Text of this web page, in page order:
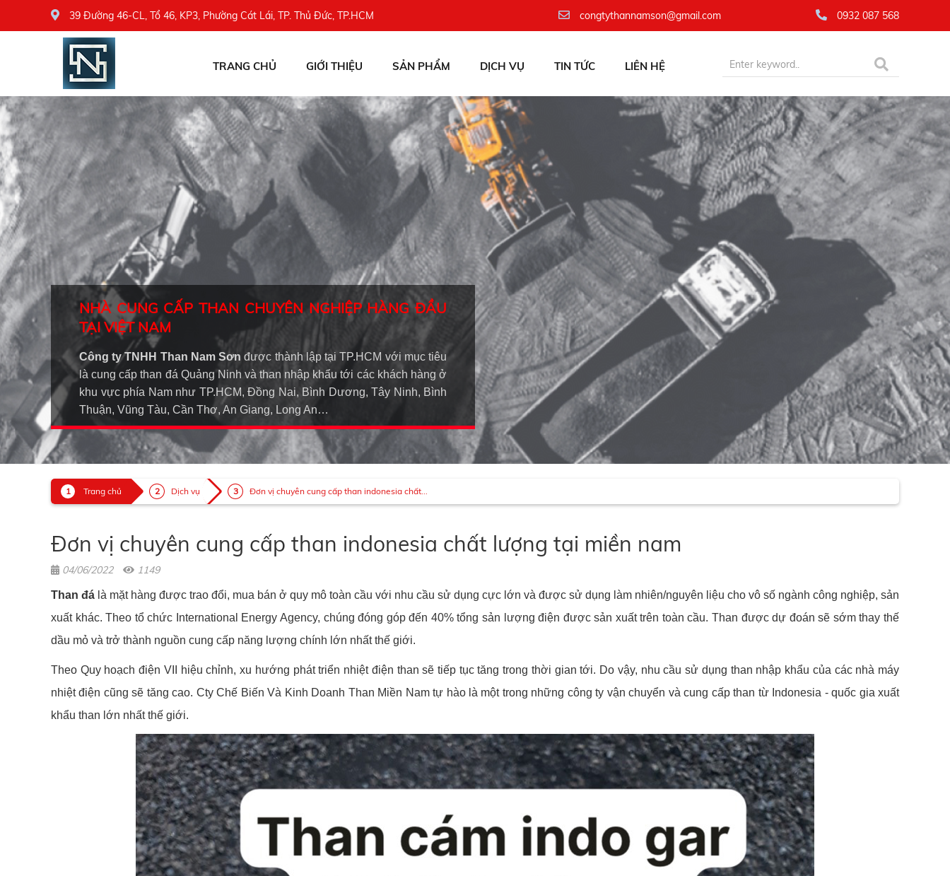
39 Đường 46-CL, Tổ 46, KP3, Phường Cát Lái, TP. Thủ Đức, TP.HCM congtythannamson@gmail.com 0932 087 568
TRANG CHỦ GIỚI THIỆU SẢN PHẨM DỊCH VỤ TIN TỨC LIÊN HỆ
NHÀ CUNG CẤP THAN CHUYÊN NGHIỆP HÀNG ĐẦU
TẠI VIỆT NAM
Công ty TNHH Than Nam Sơnđược thành lập tại TP.HCM với mục tiêu
là cung cấp than đá Quảng Ninh và than nhập khẩu tới các khách hàng ở
khu vực phía Nam như TP.HCM, Đồng Nai, Bình Dương, Tây Ninh, Bình
Thuận, Vũng Tàu, Cần Thơ, An Giang, Long An…
Trang chủ Dịch vụ Đơn vị chuyên cung cấp than indonesia chất...
Đơn vị chuyên cung cấp than indonesia chất lượng tại miền nam
04/06/2022 1149
Than đá là mặt hàng được trao đổi, mua bán ở quy mô toàn cầu với nhu cầu sử dụng cực lớn và được sử dụng làm nhiên/nguyên liệu cho vô số ngành công nghiệp, sản
xuất khác. Theo tổ chức International Energy Agency, chúng đóng góp đến 40% tổng sản lượng điện được sản xuất trên toàn cầu. Than được dự đoán sẽ sớm thay thế
dầu mỏ và trở thành nguồn cung cấp năng lượng chính lớn nhất thế giới.
Theo Quy hoạch điện VII hiệu chỉnh, xu hướng phát triển nhiệt điện than sẽ tiếp tục tăng trong thời gian tới. Do vậy, nhu cầu sử dụng than nhập khẩu của các nhà máy
nhiệt điện cũng sẽ tăng cao. Cty Chế Biến Và Kinh Doanh Than Miền Nam tự hào là một trong những công ty vận chuyển và cung cấp than từ Indonesia - quốc gia xuất
khẩu than lớn nhất thế giới.